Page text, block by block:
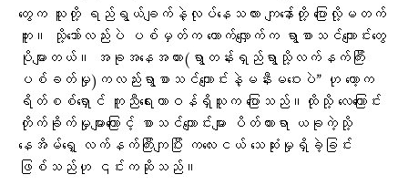
တွေက သူတို့ ရည်ရွယ်ချက်နဲ့လုပ်နေသလား ကျနော်တို့ ပြောလို့မတက်
ဘူး။ သို့သော်လည်းပဲ ပစ်မှတ်က တောက်လျှောက်က ရွာစာသင်ကျောင်းတွေ
ပိုများတယ်။ အခုအနေအထား(ရွာတန်းရှည်ရွာသို့လက်နက်ကြီး
ပစ်ခတ်မှု)ကလည်းရွာစာသင်ကျောင်းနဲ့မနီးမဝေးပဲ” ဟု ကော့က
ရိတ်စစ်ရှောင် ကူညီရေးတာဝန်ရှိသူက ပြောသည်။ထိုသို့ လေကြောင်း
တိုက်ခိုက်မှုများကြောင့် စာသင်ကျောင်းများ ပိတ်ထားရာ ယခုကဲ့သို့
နေအိမ်ရှေ့ လက်နက်ကြီးကျပြီး ကလေးငယ် သေဆုံးမှုရှိခဲ့ခြင်း
ဖြစ်သည်ဟု ၎င်းကဆိုသည်။